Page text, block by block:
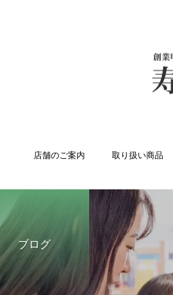
店舗のご案内 取り扱い商品
ブログ